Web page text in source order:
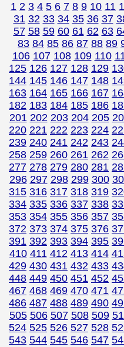
1 2 3 4 5 6 7 8 9 10 11
31 32 33 34 35 36 37
57 58 59 60 61 62 63
83 84 85 86 87 88 89
106 107 108 109 110
125 126 127 128 129
144 145 146 147 148
163 164 165 166 167
182 183 184 185 186
201 202 203 204 205
220 221 222 223 224
239 240 241 242 243
258 259 260 261 262
277 278 279 280 281
296 297 298 299 300
315 316 317 318 319
334 335 336 337 338
353 354 355 356 357
372 373 374 375 376
391 392 393 394 395
410 411 412 413 414
429 430 431 432 433
448 449 450 451 452
467 468 469 470 471
486 487 488 489 490
505 506 507 508 509
524 525 526 527 528
543 544 545 546 547